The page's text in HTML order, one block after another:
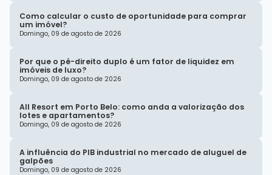
Como calcular o custo de oportunidade para comprar
um imóvel?
Domingo, 09 de agosto de 2026
Por que o pé-direito duplo é um fator de liquidez em
imóveis de luxo?
Domingo, 09 de agosto de 2026
All Resort em Porto Belo: como anda a valorização dos
lotes e apartamentos?
Domingo, 09 de agosto de 2026
A influência do PIB industrial no mercado de aluguel de
galpões
Domingo, 09 de agosto de 2026